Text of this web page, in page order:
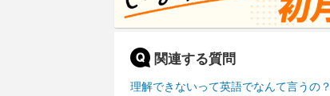
関連する質問
理解できないって英語でなんて言うの？